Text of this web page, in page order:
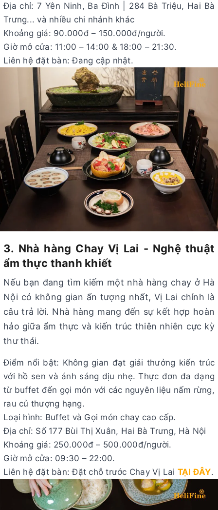
Địa chỉ: 7 Yên Ninh, Ba Đình | 284 Bà Triệu, Hai Bà
Trưng... và nhiều chi nhánh khác
Khoảng giá: 90.000đ – 150.000đ/người.
Giờ mở cửa: 11:00 – 14:00 & 18:00 – 21:30.
Liên hệ đặt bàn: Đang cập nhật.
3. Nhà hàng Chay Vị Lai - Nghệ thuật
ẩm thực thanh khiết
Nếu bạn đang tìm kiếm một nhà hàng chay ở Hà
Nội có không gian ấn tượng nhất, Vị Lai chính là
câu trả lời. Nhà hàng mang đến sự kết hợp hoàn
hảo giữa ẩm thực và kiến trúc thiên nhiên cực kỳ
thư thái.
Điểm nổi bật: Không gian đạt giải thưởng kiến trúc
với hồ sen và ánh sáng dịu nhẹ. Thực đơn đa dạng
từ buffet đến gọi món với các nguyên liệu nấm rừng,
rau củ thượng hạng.
Loại hình: Buffet và Gọi món chay cao cấp.
Địa chỉ: Số 177 Bùi Thị Xuân, Hai Bà Trưng, Hà Nội
Khoảng giá: 250.000đ – 500.000đ/người.
Giờ mở cửa: 09:30 – 22:00.
Liên hệ đặt bàn: Đặt chỗ trước Chay Vị Lai TẠI ĐÂY.